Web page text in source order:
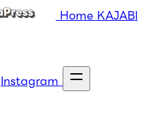
Home KAJABI
Instagram